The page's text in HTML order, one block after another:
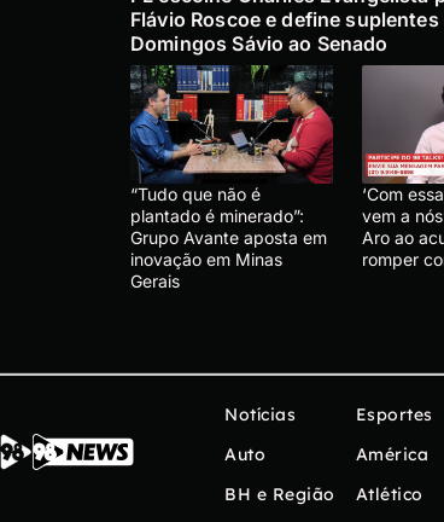
Flávio Roscoe e define suplentes
Domingos Sávio ao Senado
“Tudo que não é
plantado é minerado”:
Grupo Avante aposta em
inovação em Minas
Gerais
‘Com
vem a
Aro ao
romper
Notícias
Auto
BH e Região
Esportes
América
Atlético